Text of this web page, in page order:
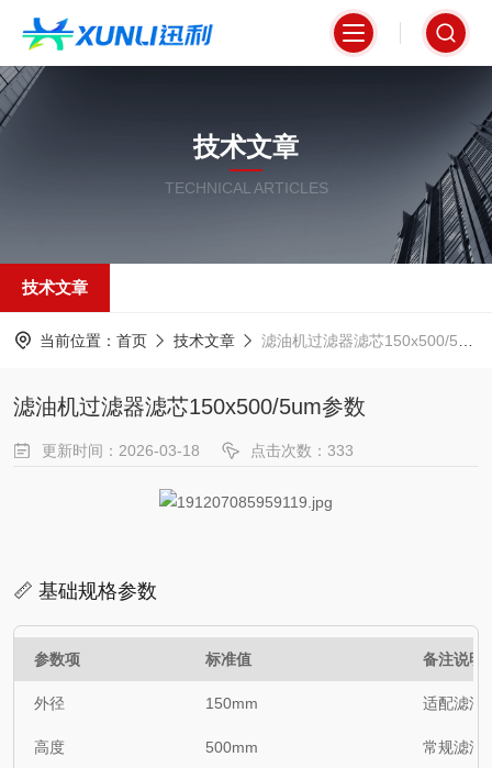
技术文章
TECHNICAL ARTICLES
技术文章
当前位置： 首页 技术文章 滤油机过滤器滤芯150x500/5um参数
滤油机过滤器滤芯150x500/5um参数
更新时间：2026-03-18 点击次数：333
📏 基础规格参数
参数项 标准值 备注说明
外径 150mm 适配滤油
高度 500mm 常规滤油